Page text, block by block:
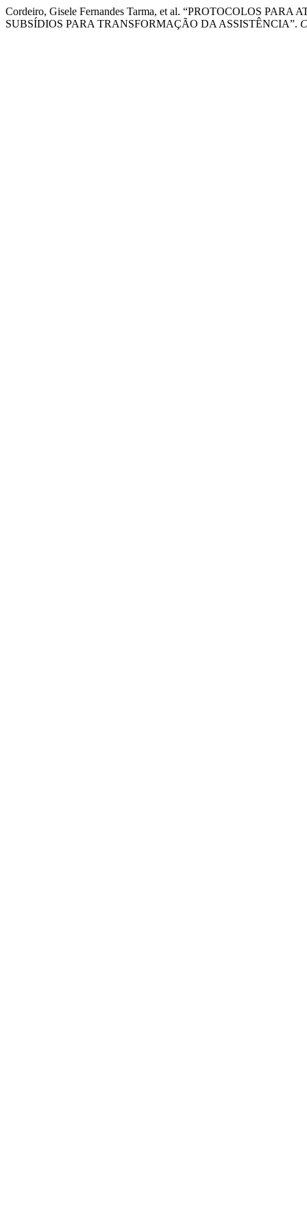
Cordeiro, Gisele Fernandes Tarma, et al. “PROTOCOLOS
SUBSÍDIOS PARA TRANSFORMAÇÃO DA ASSISTÊNCIA”.